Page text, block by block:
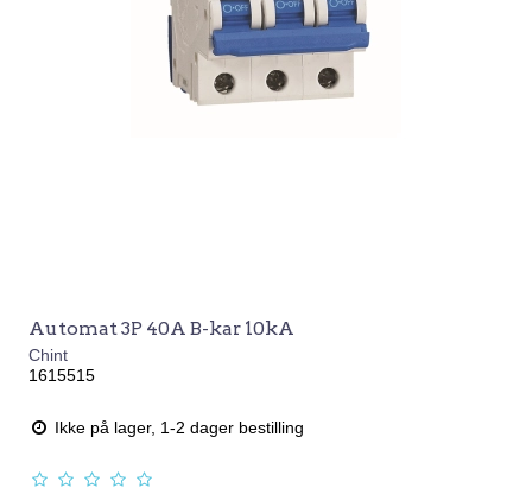
Automat 3P 40A B-kar 10kA
Chint
1615515
Ikke på lager, 1-2 dager bestilling